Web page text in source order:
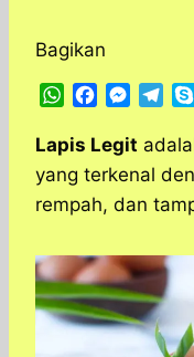
Bagikan
W
a
t
s
A
p
c
e
o
k
M
s
s
n
e
r
l
e
r
m
Lapis Legit
yang terkenal
rempah, dan